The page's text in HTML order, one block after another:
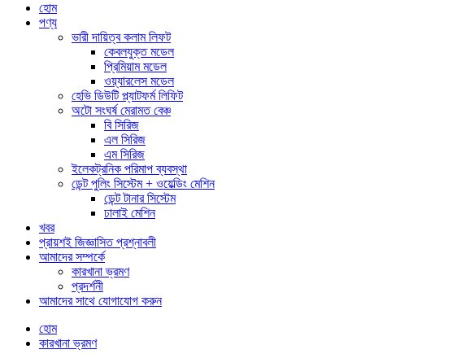
হোম
পণ্য
ভারী দায়িত্ব কলাম লিফট
কেবলযুক্ত মডেল
প্রিমিয়াম মডেল
ওয়্যারলেস মডেল
হেভি ডিউটি ​​প্ল্যাটফর্ম লিফিট
অটো সংঘর্ষ মেরামত বেঞ্চ
বি সিরিজ
এল সিরিজ
এম সিরিজ
ইলেকট্রনিক পরিমাপ ব্যবস্থা
ডেন্ট পুলিং সিস্টেম + ওয়েল্ডিং মেশিন
ডেন্ট টানার সিস্টেম
ঢালাই মেশিন
খবর
প্রায়শই জিজ্ঞাসিত প্রশ্নাবলী
আমাদের সম্পর্কে
কারখানা ভ্রমণ
প্রদর্শনী
আমাদের সাথে যোগাযোগ করুন
হোম
কারখানা ভ্রমণ